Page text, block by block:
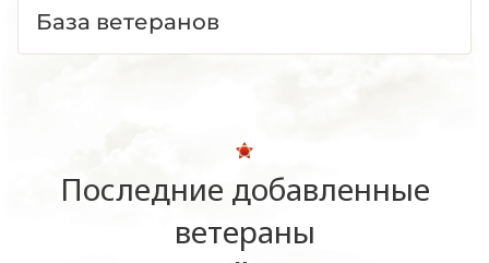
База ветеранов
Последние добавленные
ветераны